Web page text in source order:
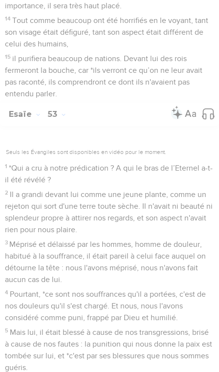
importance, il sera très haut placé.
14 Tout comme beaucoup ont été horrifiés en le voyant, tant
son visage était défiguré, tant son aspect était différent de
celui des humains,
15 il purifiera beaucoup de nations. Devant lui des rois
fermeront la bouche, car *ils verront ce qu’on ne leur avait
pas raconté, ils comprendront ce dont ils n'avaient pas
entendu parler.
Esaïe 53
Seuls les Évangiles sont disponibles en vidéo pour le moment.
1 *Qui a cru à notre prédication ? A qui le bras de l’Eternel a-t-
il été révélé ?
2 Il a grandi devant lui comme une jeune plante, comme un
rejeton qui sort d'une terre toute sèche. Il n'avait ni beauté ni
splendeur propre à attirer nos regards, et son aspect n'avait
rien pour nous plaire.
3 Méprisé et délaissé par les hommes, homme de douleur,
habitué à la souffrance, il était pareil à celui face auquel on
détourne la tête : nous l'avons méprisé, nous n'avons fait
aucun cas de lui.
4 Pourtant, *ce sont nos souffrances qu'il a portées, c'est de
nos douleurs qu'il s'est chargé. Et nous, nous l'avons
considéré comme puni, frappé par Dieu et humilié.
5 Mais lui, il était blessé à cause de nos transgressions, brisé
à cause de nos fautes : la punition qui nous donne la paix est
tombée sur lui, et *c'est par ses blessures que nous sommes
guéris.